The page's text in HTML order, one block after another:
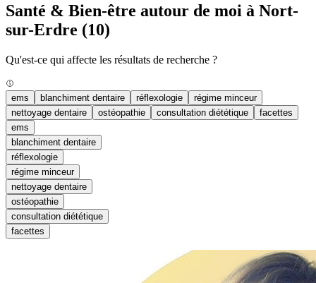
Santé & Bien-être autour de moi à Nort-
sur-Erdre (10)
Qu'est-ce qui affecte les résultats de recherche ?
ems blanchiment dentaire réflexologie
régime minceur
nettoyage dentaire
ostéopathie consultation diététique
facettes
ems
blanchiment dentaire
réflexologie
régime minceur
nettoyage dentaire
ostéopathie
consultation diététique
facettes